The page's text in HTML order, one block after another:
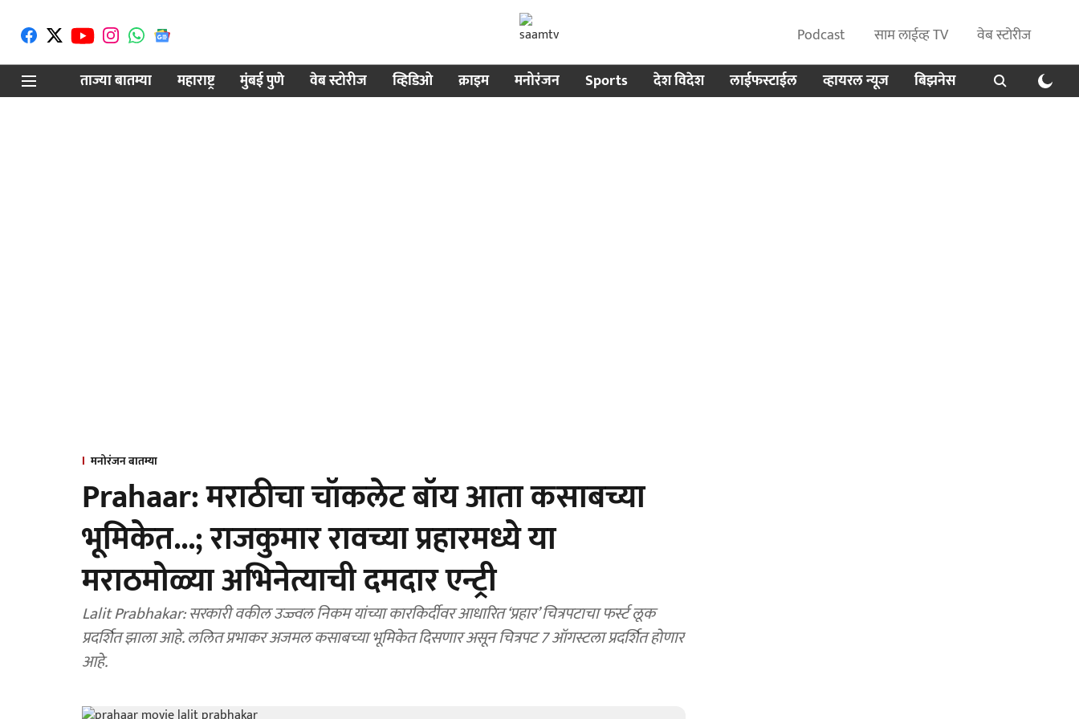
Podcast साम लाईव्ह TV
वेब स्टोरीज
ताज्या बातम्या
महाराष्ट्र मुंबई पुणे वेब स्टोरीज व्हिडिओ क्राइम मनोरंजन Sports देश विदेश लाईफस्टाईल व्हायरल न्यूज बिझनेस
मनोरंजन बातम्या
Prahaar: मराठीचा चॉकलेट बॉय आता कसाबच्या
भूमिकेत...; राजकुमार रावच्या प्रहारमध्ये या
मराठमोळ्या अभिनेत्याची दमदार एन्ट्री
Lalit Prabhakar: सरकारी वकील उज्ज्वल निकम यांच्या कारकिर्दीवर आधारित ‘प्रहार’ चित्रपटाचा फर्स्ट लूक
प्रदर्शित झाला आहे. ललित प्रभाकर अजमल कसाबच्या भूमिकेत दिसणार असून चित्रपट 7 ऑगस्टला प्रदर्शित होणार
आहे.